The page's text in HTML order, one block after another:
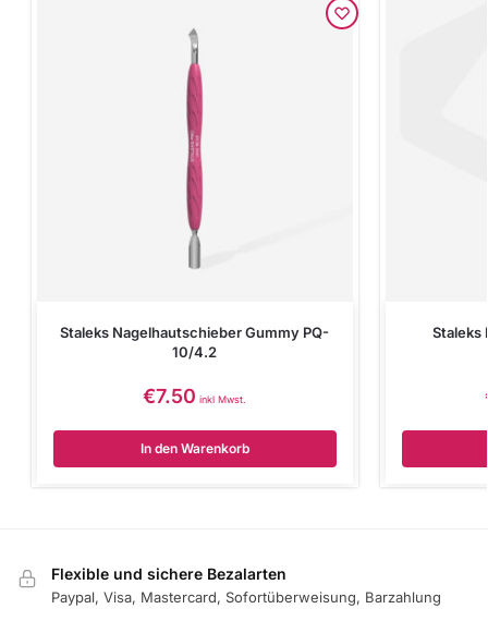
Staleks Nagelhautschieber Gummy PQ-
10/4.2
€7.50 inkl Mwst.
In den Warenkorb
Staleks
Flexible und sichere Bezalarten
Paypal, Visa, Mastercard, Sofortüberweisung, Barzahlung